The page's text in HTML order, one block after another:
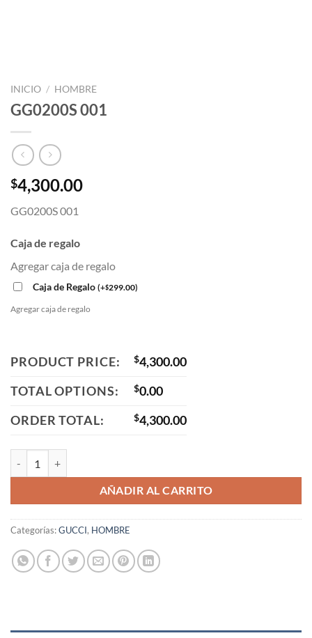
INICIO / HOMBRE
GG0200S 001
$4,300.00
GG0200S 001
Caja de regalo
Agregar caja de regalo
Caja de Regalo (+$299.00)
Agregar caja de regalo
PRODUCT PRICE: $4,300.00
TOTAL OPTIONS:
$0.00
ORDER TOTAL:
$4,300.00
AÑADIR AL CARRITO
Categorías:GUCCI, HOMBRE